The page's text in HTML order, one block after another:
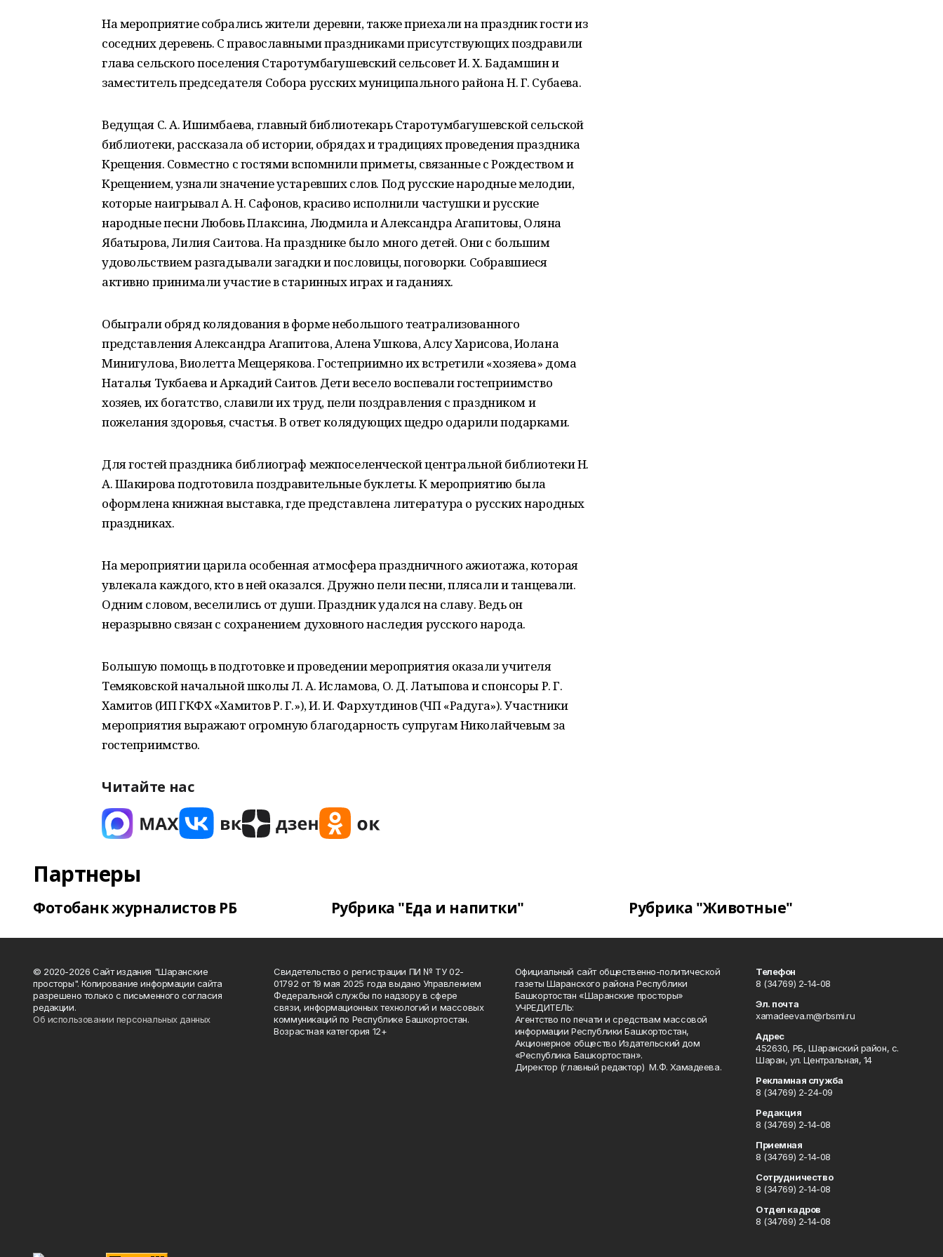
На мероприятие собрались жители деревни, также приехали на праздник гости из
соседних деревень. С православными праздниками присутствующих поздравили
глава сельского поселения Старотумбагушевский сельсовет И. Х. Бадамшин и
заместитель председателя Собора русских муниципального района Н. Г. Субаева.
Ведущая С. А. Ишимбаева, главный библиотекарь Старотумбагушевской сельской
библиотеки, рассказала об истории, обрядах и традициях проведения праздника
Крещения. Совместно с гостями вспомнили приметы, связанные с Рождеством и
Крещением, узнали значение устаревших слов. Под русские народные мелодии,
которые наигрывал А. Н. Сафонов, красиво исполнили частушки и русские
народные песни Любовь Плаксина, Людмила и Александра Агапитовы, Оляна
Ябатырова, Лилия Саитова. На празднике было много детей. Они с большим
удовольствием разгадывали загадки и пословицы, поговорки. Собравшиеся
активно принимали участие в старинных играх и гаданиях.
Обыграли обряд колядования в форме небольшого театрализованного
представления Александра Агапитова, Алена Ушкова, Алсу Харисова, Иолана
Минигулова, Виолетта Мещерякова. Гостеприимно их встретили «хозяева» дома
Наталья Тукбаева и Аркадий Саитов. Дети весело воспевали гостеприимство
хозяев, их богатство, славили их труд, пели поздравления с праздником и
пожелания здоровья, счастья. В ответ колядующих щедро одарили подарками.
Для гостей праздника библиограф межпоселенческой центральной библиотеки Н.
А. Шакирова подготовила поздравительные буклеты. К мероприятию была
оформлена книжная выставка, где представлена литература о русских народных
праздниках.
На мероприятии царила особенная атмосфера праздничного ажиотажа, которая
увлекала каждого, кто в ней оказался. Дружно пели песни, плясали и танцевали.
Одним словом, веселились от души. Праздник удался на славу. Ведь он
неразрывно связан с сохранением духовного наследия русского народа.
Большую помощь в подготовке и проведении мероприятия оказали учителя
Темяковской начальной школы Л. А. Исламова, О. Д. Латыпова и спонсоры Р. Г.
Хамитов (ИП ГКФХ «Хамитов Р. Г.»), И. И. Фархутдинов (ЧП «Радуга»). Участники
мероприятия выражают огромную благодарность супругам Николайчевым за
гостеприимство.
Читайте нас
Партнеры
Фотобанк журналистов РБ Рубрика "Еда и напитки" Рубрика "Животные"
© 2020-2026 Сайт издания "Шаранские
просторы". Копирование информации сайта
разрешено только с письменного согласия
редакции.
Об использовании персональных данных
Свидетельство о регистрации ПИ № ТУ 02-
01792 от 19 мая 2025 года выдано Управлением
Федеральной службы по надзору в сфере
связи, информационных технологий и массовых
коммуникаций по Республике Башкортостан.
Возрастная категория 12+
Официальный сайт общественно-политической
газеты Шаранского района Республики
Башкортостан «Шаранские просторы»
УЧРЕДИТЕЛЬ:
Агентство по печати и средствам массовой
информации Республики Башкортостан,
Акционерное общество Издательский дом
«Республика Башкортостан».
Директор (главный редактор) М.Ф. Хамадеева.
Телефон
8 (34769) 2-14-08
Эл. почта
xamadeeva.m@rbsmi.ru
Адрес
452630, РБ, Шаранский район, с.
Шаран, ул. Центральная, 14
Рекламная служба
8 (34769) 2-24-09
Редакция
8 (34769) 2-14-08
Приемная
8 (34769) 2-14-08
Сотрудничество
8 (34769) 2-14-08
Отдел кадров
8 (34769) 2-14-08